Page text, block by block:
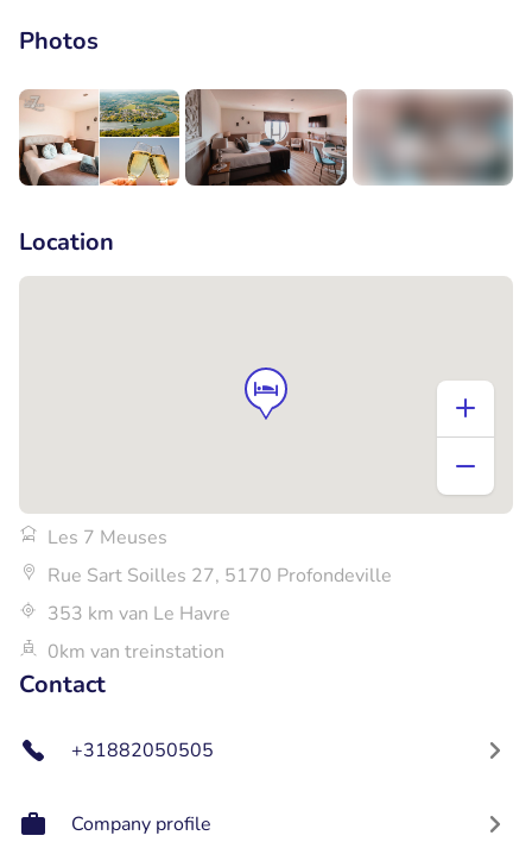
Photos
Location
Les 7 Meuses
Rue Sart Soilles 27, 5170 Profondeville
353 km van Le Havre
0km van treinstation
Contact
+31882050505
Company profile